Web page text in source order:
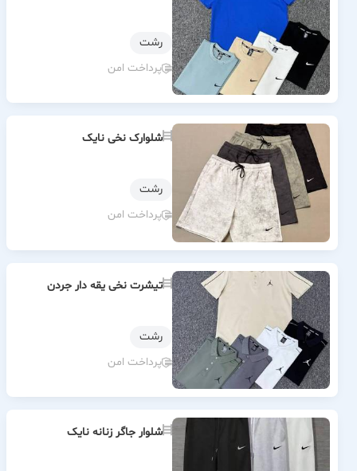
رشت
پرداخت امن
شلوارک نخی نایک
رشت
پرداخت امن
تیشرت نخی یقه دار جردن
رشت
پرداخت امن
شلوار جاگر زنانه نایک